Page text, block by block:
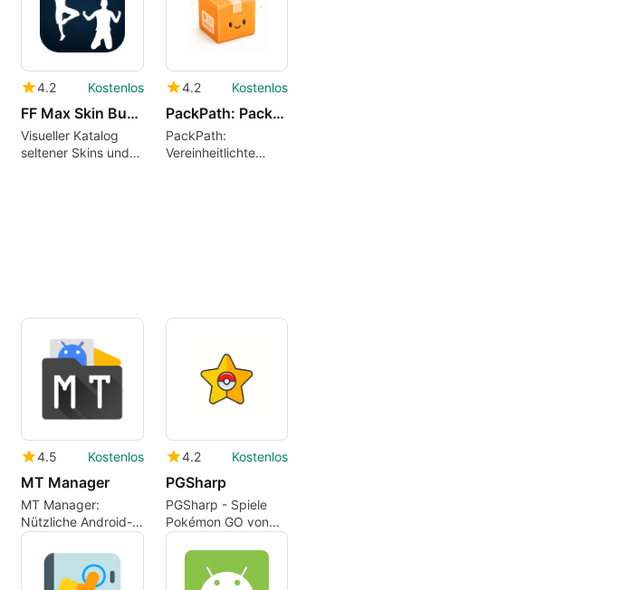
4.2 Kostenlos
FF Max Skin Bundle Rare Emote
Visueller Katalog
seltener Skins und
4.2 Kostenlos
PackPath: Package Tracker
PackPath:
Vereinheitlichte
4.5 Kostenlos
MT Manager
MT Manager:
Nützliche Android-
Utility-App
4.2 Kostenlos
PGSharp
PGSharp - Spiele
Pokémon GO von
jedem Standort aus